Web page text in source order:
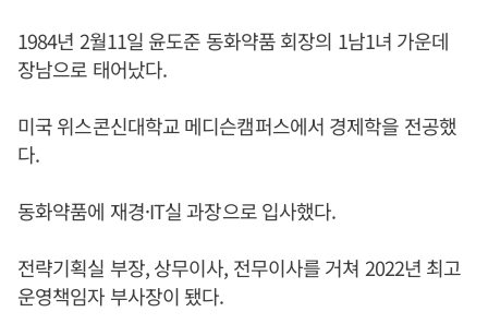
1984년 2월11일 윤도준 동화약품 회장의 1남1녀 가운데
장남으로 태어났다.
미국 위스콘신대학교 메디슨캠퍼스에서 경제학을 전공했
다.
동화약품에 재경·IT실 과장으로 입사했다.
전략기획실 부장, 상무이사, 전무이사를 거쳐 2022년 최고
운영책임자 부사장이 됐다.